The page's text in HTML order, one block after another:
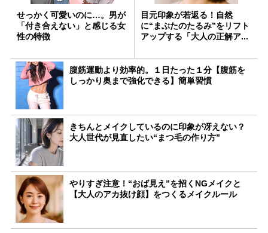
せっかく可愛いのに…。男が
「付き合えない」と感じる女
性の特徴
目元印象が若返る！自然
に“まぶたのたるみ”をリフト
アップする「大人の正解ア...
腹筋運動より効率的。１日たった１分【腹筋を
しっかり奥まで強化できる】簡単習慣
きちんとメイクしているのに印象が冴えない？
大人世代が見直したい“まつ毛の作り方”
やりすぎ注意！“おば見え”を招くNGメイクと
【大人のアカ抜け顔】をつくるメイクルール